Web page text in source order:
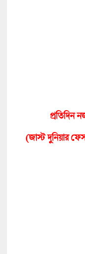
প্রতিদিন
(জাস্ট দুনিয়ার